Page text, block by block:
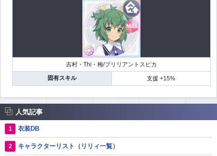
吉村・Thi・梅/ブリリアントスピカ
固有スキル
支援 +15%
人気記事
衣装DB
キャラクターリスト（リリィ一覧）